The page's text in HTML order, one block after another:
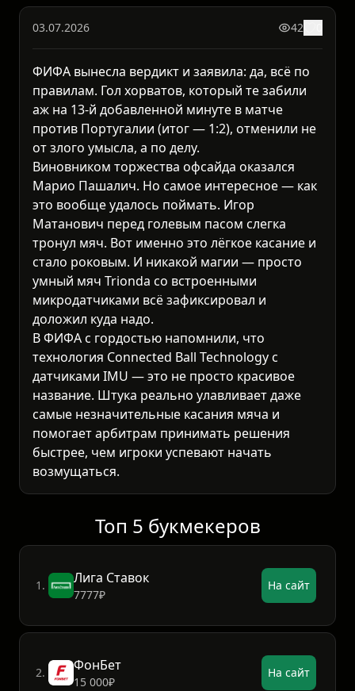
03.07.2026 42
ФИФА вынесла вердикт и заявила: да, всё по
правилам. Гол хорватов, который те забили
аж на 13-й добавленной минуте в матче
против Португалии (итог — 1:2), отменили не
от злого умысла, а по делу.
Виновником торжества офсайда оказался
Марио Пашалич. Но самое интересное — как
это вообще удалось поймать. Игор
Матанович перед голевым пасом слегка
тронул мяч. Вот именно это лёгкое касание и
стало роковым. И никакой магии — просто
умный мяч Trionda со встроенными
микродатчиками всё зафиксировал и
доложил куда надо.
В ФИФА с гордостью напомнили, что
технология Connected Ball Technology с
датчиками IMU — это не просто красивое
название. Штука реально улавливает даже
самые незначительные касания мяча и
помогает арбитрам принимать решения
быстрее, чем игроки успевают начать
возмущаться.
Топ 5 букмекеров
1. Лига Ставок
7777₽
На сайт
2. ФонБет
15 000₽
На сайт